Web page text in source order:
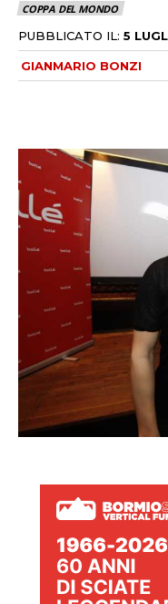
COPPA DEL MONDO
PUBBLICATO IL: 5
GIANMARIO BONZI